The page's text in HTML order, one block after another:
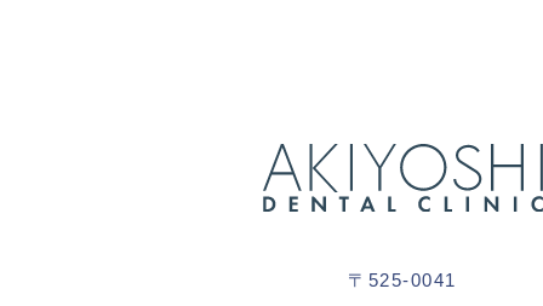
〒525-0041